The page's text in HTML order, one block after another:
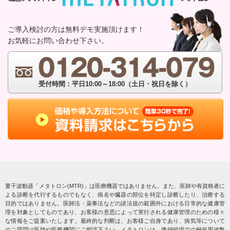
ご導入検討の方は無料デモ実施頂けます！
お気軽にお問い合わせ下さい。
受付時間：平日10:00～18:00（土日・祝日を除く）
量子波動器「メタトロン(MTR)」は医療機器ではありません。また、医師や有資格者に
よる診断を代行するものでもなく、病名や臓器の部位を特定し診断したり、治療する
目的ではありません。医師法・薬事法などの諸法規の範囲外における日常的な健康管
理を対象としてものであり、お客様の意思によって実行される健康管理のための様々
な情報をご提案いたします。最終的な判断は、お客様ご自身であり、病気等について